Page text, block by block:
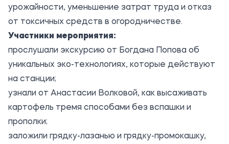
урожайности, уменьшение затрат труда и отказ
от токсичных средств в огородничестве.
Участники мероприятия:
прослушали экскурсию от Богдана Попова об
уникальных эко-технологиях, которые действуют
на станции;
узнали от Анастасии Волковой, как высаживать
картофель тремя способами без вспашки и
прополки;
заложили грядку-лазанью и грядку-промокашку,